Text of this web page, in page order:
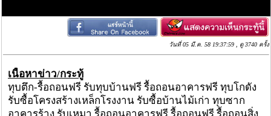
วันที่ 05 มี.ค. 58 19:37:59 , ดู 3740 ครั้ง
เนื้อหาข่าว/กระทู้
ทุบตึก-รื้อถอนฟรี รับทุบบ้านฟรี รื้อถอนอาคารฟรี ทุบโกดัง
รับซื้อโครงสร้างเหล็กโรงงาน รับซื้อบ้านไม้เก่า ทุบซาก